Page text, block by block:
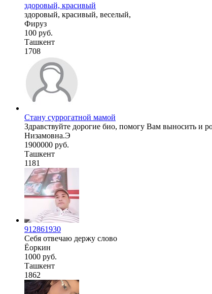
здоровый, красивый
здоровый, красивый, веселый,
Фируз
100 руб.
Ташкент
1708
Стану суррогатной мамой
Здравствуйте дорогие био, помогу Вам выносить и
Низамовна.Э
1900000 руб.
Ташкент
1181
912861930
Себя отвечаю держу слово
Ёоркин
1000 руб.
Ташкент
1862